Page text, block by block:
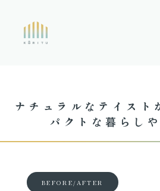
建売住宅事例
注文住宅事例
ナチュラルなテイスト
パクトな暮らし
BEFORE/AFTER